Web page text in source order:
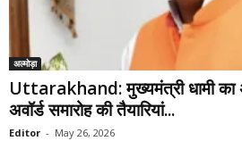
अल्मोड़ा
Uttarakhand: मुख्यमंत्री धामी का
अवॉर्ड समारोह की तैयारियां...
Editor - May 26, 2026